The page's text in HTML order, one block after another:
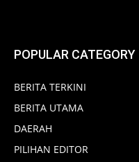
POPULAR CATEGORY
BERITA TERKINI
BERITA UTAMA
DAERAH
PILIHAN EDITOR